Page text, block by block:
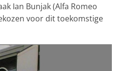
Ian Bunjak (Alfa Romeo
voor dit toekomstige